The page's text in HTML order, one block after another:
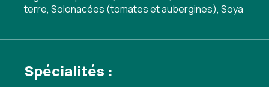
terre, Solonacées (tomates et aubergines), Soya
Spécialités :